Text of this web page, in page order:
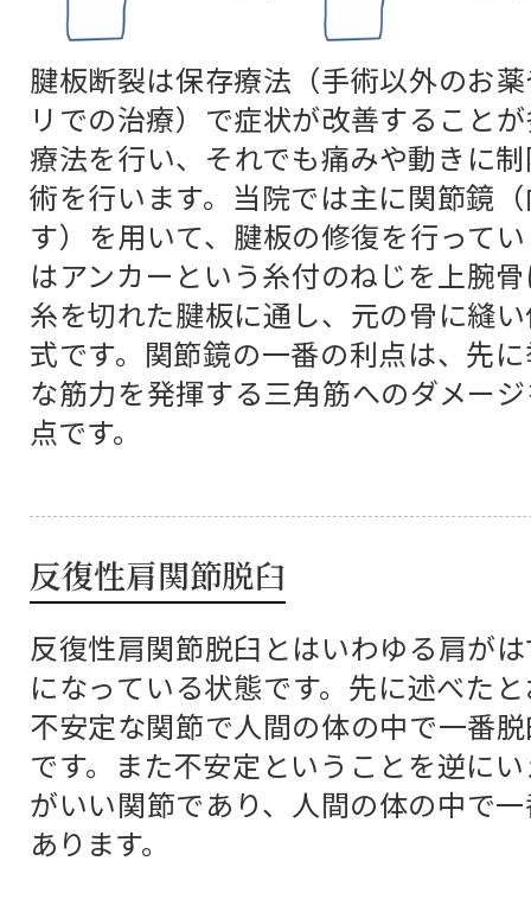
腱板断裂は保存療法（手術以外のお
リでの治療）で症状が改善すること
療法を行い、それでも痛みや動きに
術を行います。当院では主に関節鏡
す）を用いて、腱板の修復を行って
はアンカーという糸付のねじを上腕
糸を切れた腱板に通し、元の骨に縫
式です。関節鏡の一番の利点は、先
な筋力を発揮する三角筋へのダメー
点です。
反復性肩関節脱臼
反復性肩関節脱臼とはいわゆる肩が
になっている状態です。先に述べた
不安定な関節で人間の体の中で一番
です。また不安定ということを逆に
がいい関節であり、人間の体の中で
あります。